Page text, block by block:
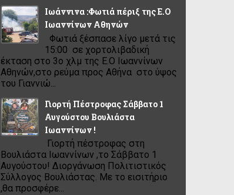
Ιωάννινα :Φωτιά πέριξ της Ε.Ο
Ιωαννίνων Αθηνών
Φωτιά ξέσπασε λίγο μετά τις
15:00 σε χορτολιβαδική
έκταση στο 3ο χλμ της Ε.Ο Ιωαννίνων
Αθηνών,στο ρεύμα προς Αθήνα στο ύψος
του Γιαννιώ...
Γιορτή Πέστροφας Σάββατο 1
Αυγούστου Βουλιάστα
Ιωαννίνων !
Γιορτή πέστροφας στη
Βουλιάστα Ιωαννίνων ,το Σάββατο 1
Αυγούστου! Διοργάνωση Πολιτιστικός
Σύλλογος Βουλιάστας. Με το εισιτήριο
,θα προσφέρε...